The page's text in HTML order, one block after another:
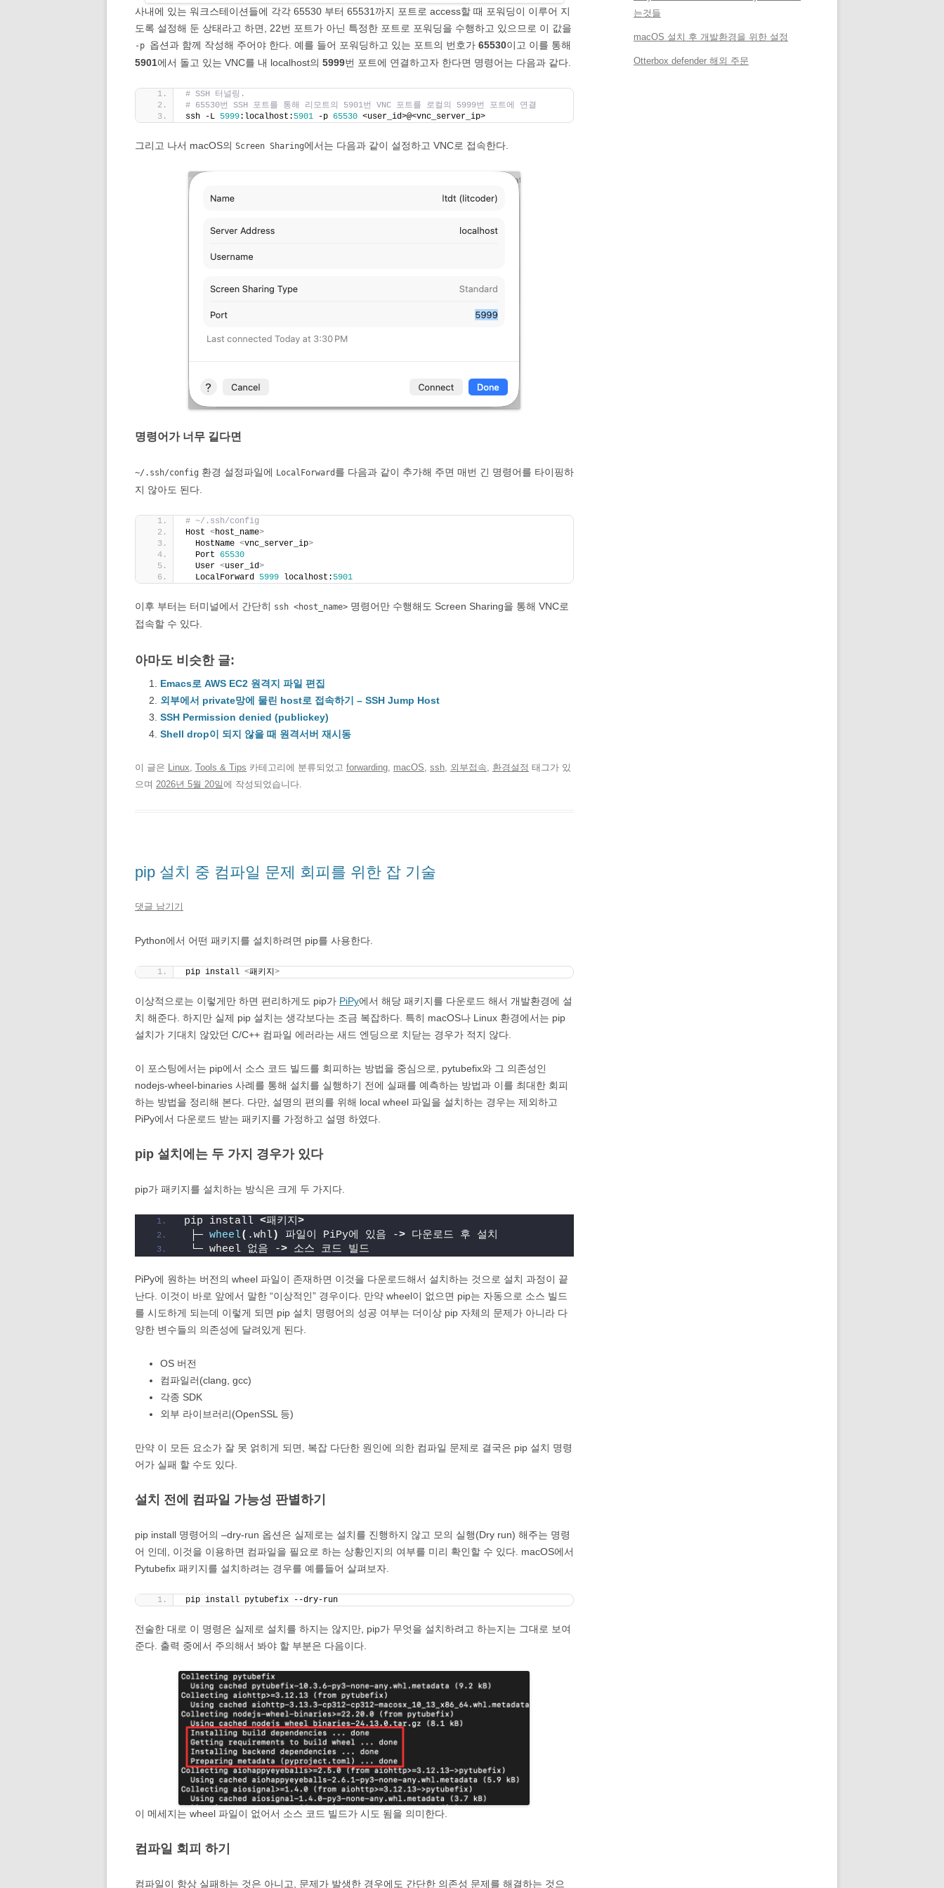
사내에 있는 워크스테이션들에 각각 65530 부터 65531까지 포트로 access할 때 포워딩이 이루어 지
도록 설정해 둔 상태라고 하면, 22번 포트가 아닌 특정한 포트로 포워딩을 수행하고 있으므로 이 값을
-p 옵션과 함께 작성해 주어야 한다. 예를 들어 포워딩하고 있는 포트의 번호가 65530이고 이를 통해
5901에서 돌고 있는 VNC를 내 localhost의 5999번 포트에 연결하고자 한다면 명령어는 다음과 같다.
# SSH 터널링.
# 65530번 SSH 포트를 통해 리모트의 5901번 VNC 포트를 로컬의 5999번 포트에 연결
ssh -L 5999:localhost: 5901 -p 65530 <user_id>@<vnc_server_ip>
그리고 나서 macOS의 Screen Sharing에서는 다음과 같이 설정하고 VNC로 접속한다.
명령어가 너무 길다면
~/.ssh/config 환경 설정파일에 LocalForward 를 다음과 같이 추가해 주면 매번 긴 명령어를 타이핑하
지 않아도 된다.
# ~/.ssh/config
Host <host_name>
  HostName
<vnc_server_ip>
  Port
65530
  User
<user_id>
  LocalForward
5999 localhost: 5901
이후 부터는 터미널에서 간단히 ssh <host_name> 명령어만 수행해도 Screen Sharing을 통해 VNC로
접속할 수 있다.
아마도 비슷한 글:
Emacs로 AWS EC2 원격지 파일 편집
외부에서 private망에 물린 host로 접속하기 – SSH Jump Host
SSH Permission denied (publickey)
Shell drop이 되지 않을 때 원격서버 재시동
이 글은 Linux, Tools & Tips 카테고리에 분류되었고 forwarding, macOS, ssh, 외부접속, 환경설정 태그가 있
으며 2026년 5월 20일에 작성되었습니다.
pip 설치 중 컴파일 문제 회피를 위한 잡 기술
댓글 남기기
Python에서 어떤 패키지를 설치하려면 pip를 사용한다.
pip install <패키지 >
이상적으로는 이렇게만 하면 편리하게도 pip가 PiPy에서 해당 패키지를 다운로드 해서 개발환경에 설
치 해준다. 하지만 실제 pip 설치는 생각보다는 조금 복잡하다. 특히 macOS나 Linux 환경에서는 pip
설치가 기대치 않았던 C/C++ 컴파일 에러라는 새드 엔딩으로 치닫는 경우가 적지 않다.
이 포스팅에서는 pip에서 소스 코드 빌드를 회피하는 방법을 중심으로, pytubefix와 그 의존성인
nodejs-wheel-binaries 사례를 통해 설치를 실행하기 전에 실패를 예측하는 방법과 이를 최대한 회피
하는 방법을 정리해 본다. 다만, 설명의 편의를 위해 local wheel 파일을 설치하는 경우는 제외하고
PiPy에서 다운로드 받는 패키지를 가정하고 설명 하였다.
pip 설치에는 두 가지 경우가 있다
pip가 패키지를 설치하는 방식은 크게 두 가지다.
pip install <패키지 >
├─ wheel( .whl) 파일이 PiPy에 있음 -> 다운로드 후 설치
└─ wheel 없음 -> 소스 코드 빌드
PiPy에 원하는 버전의 wheel 파일이 존재하면 이것을 다운로드해서 설치하는 것으로 설치 과정이 끝
난다. 이것이 바로 앞에서 말한 “이상적인” 경우이다. 만약 wheel이 없으면 pip는 자동으로 소스 빌드
를 시도하게 되는데 이렇게 되면 pip 설치 명령어의 성공 여부는 더이상 pip 자체의 문제가 아니라 다
양한 변수들의 의존성에 달려있게 된다.
OS 버전
컴파일러(clang, gcc)
각종 SDK
외부 라이브러리(OpenSSL 등)
만약 이 모든 요소가 잘 못 얽히게 되면, 복잡 다단한 원인에 의한 컴파일 문제로 결국은 pip 설치 명령
어가 실패 할 수도 있다.
설치 전에 컴파일 가능성 판별하기
pip install 명령어의 –dry-run 옵션은 실제로는 설치를 진행하지 않고 모의 실행(Dry run) 해주는 명령
어 인데, 이것을 이용하면 컴파일을 필요로 하는 상황인지의 여부를 미리 확인할 수 있다. macOS에서
Pytubefix 패키지를 설치하려는 경우를 예를들어 살펴보자.
pip install pytubefix --dry-run
전술한 대로 이 명령은 실제로 설치를 하지는 않지만, pip가 무엇을 설치하려고 하는지는 그대로 보여
준다. 출력 중에서 주의해서 봐야 할 부분은 다음이다.
이 메세지는 wheel 파일이 없어서 소스 코드 빌드가 시도 됨을 의미한다.
컴파일 회피 하기
컴파일이 항상 실패하는 것은 아니고, 문제가 발생한 경우에도 간단한 의존성 문제를 해결하는 것으
는것들
macOS 설치 후 개발환경을 위한 설정
Otterbox defender 해외 주문